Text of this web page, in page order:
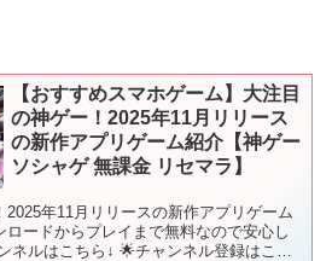
【おすすめスマホゲーム】大注目
の神ゲー！2025年11月リリース
の新作アプリゲーム紹介【神ゲー
ソシャゲ 無課金 リセマラ】
年11月リリースの新作アプリゲーム
ードからプレイまで無料なので安心し
ルはこちら↓ 🌟チャンネル登録はこち